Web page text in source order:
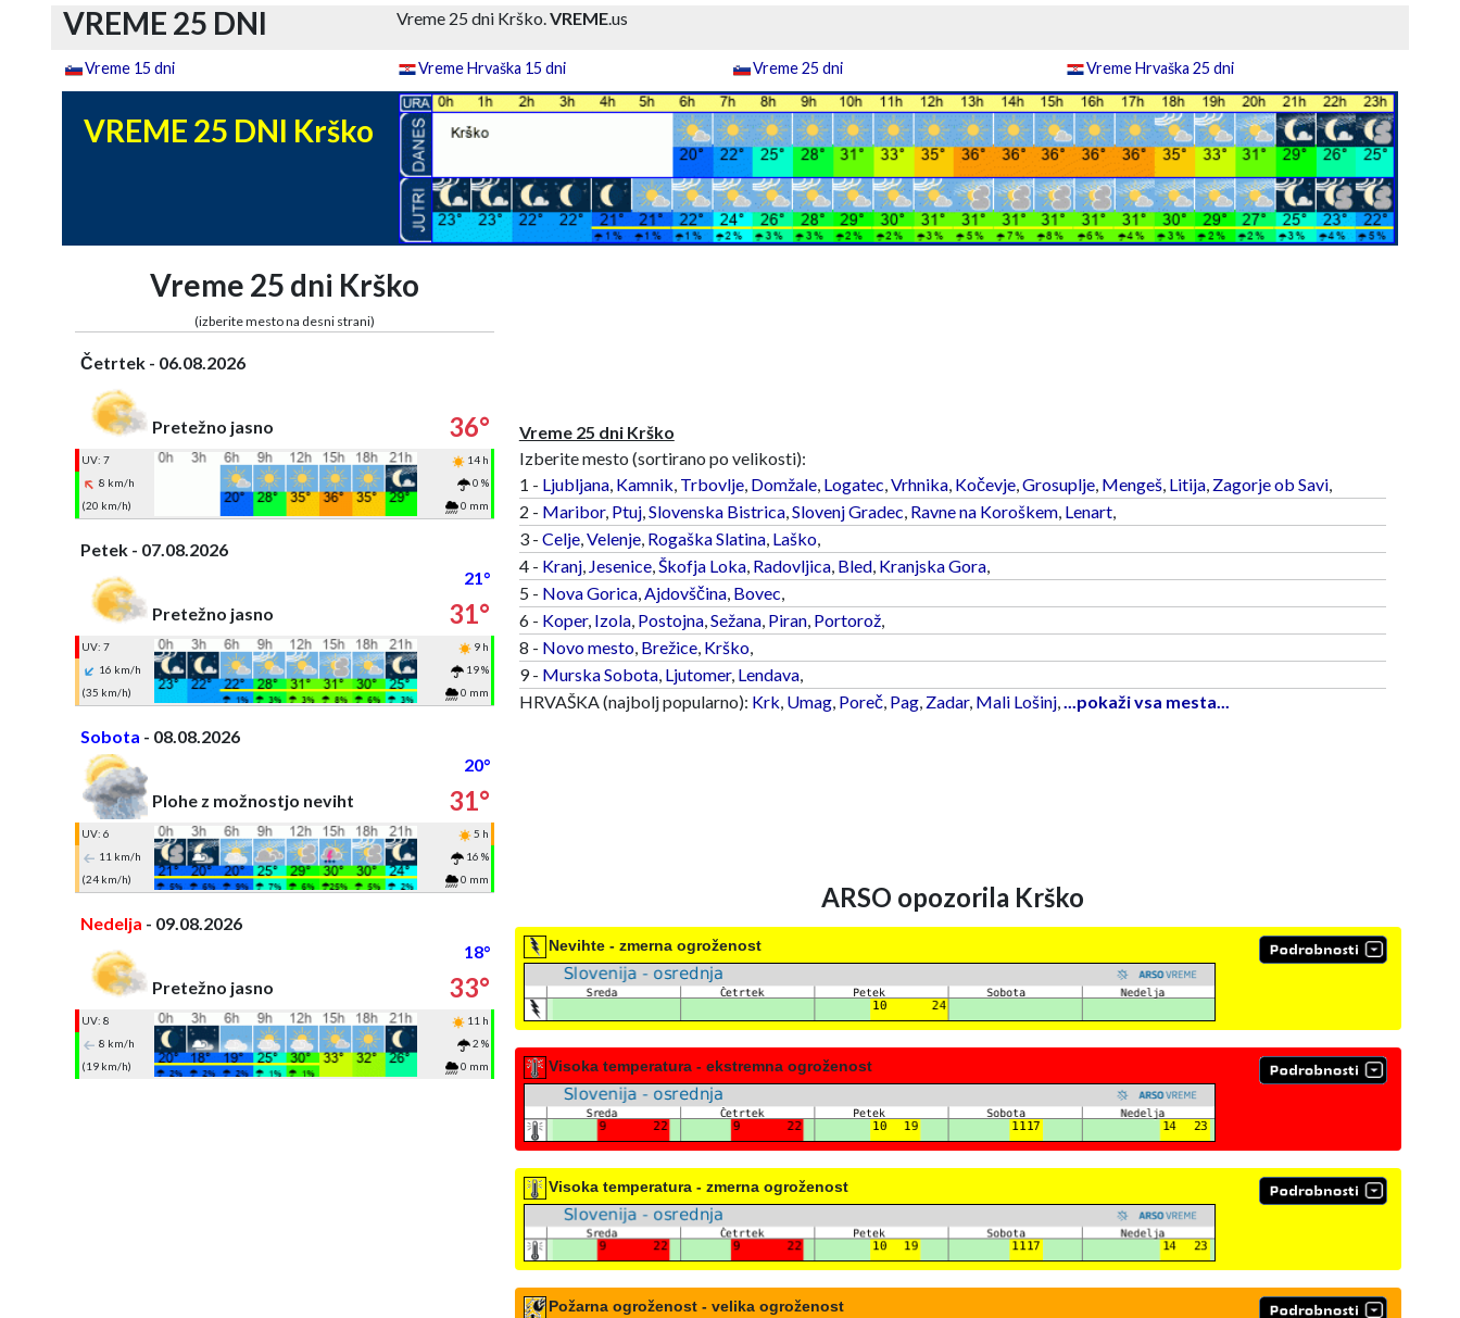
VREME 25 DNI Vreme 25 dni Krško.VREME.us
Vreme 15 dni Vreme Hrvaška 15 dni Vreme 25 dni Vreme Hrvaška 25 dni
VREME 25 DNI Krško
Vreme 25 dni Krško
(izberite mesto na desni strani)
Četrtek - 06.08.2026
Pretežno jasno 36°
UV: 7
14 h
8 km/h
0 %
(20 km/h)
0 mm
Petek - 07.08.2026
21°
Pretežno jasno
31°
UV: 7
9 h
16 km/h
19 %
(35 km/h)
0 mm
Sobota - 08.08.2026
20°
Plohe z možnostjo neviht
31°
UV: 6
5 h
11 km/h
16 %
(24 km/h)
0 mm
Nedelja - 09.08.2026
18°
Pretežno jasno
33°
UV: 8
11 h
8 km/h
2 %
(19 km/h)
0 mm
Vreme 25 dni Krško
Izberite mesto (sortirano po velikosti):
1 - Ljubljana, Kamnik, Trbovlje, Domžale, Logatec,Vrhnika, Kočevje,Grosuplje, Mengeš, Litija, Zagorje ob Savi,
2 - Maribor, Ptuj,Slovenska Bistrica,Slovenj Gradec, Ravne na Koroškem, Lenart,
3 - Celje,Velenje, Rogaška Slatina, Laško,
4 - Kranj, Jesenice,Škofja Loka, Radovljica, Bled, Kranjska Gora,
5 - Nova Gorica,Ajdovščina, Bovec,
6 - Koper, Izola, Postojna,Sežana, Piran, Portorož,
8 - Novo mesto, Brežice, Krško,
9 - Murska Sobota, Ljutomer, Lendava,
HRVAŠKA (najbolj popularno): Krk, Umag, Poreč, Pag, Zadar, Mali Lošinj,...pokaži vsa mesta...
ARSO opozorila Krško
Nevihte - zmerna ogroženost
Visoka temperatura - ekstremna ogroženost
Visoka temperatura - zmerna ogroženost
Požarna ogroženost - velika ogroženost